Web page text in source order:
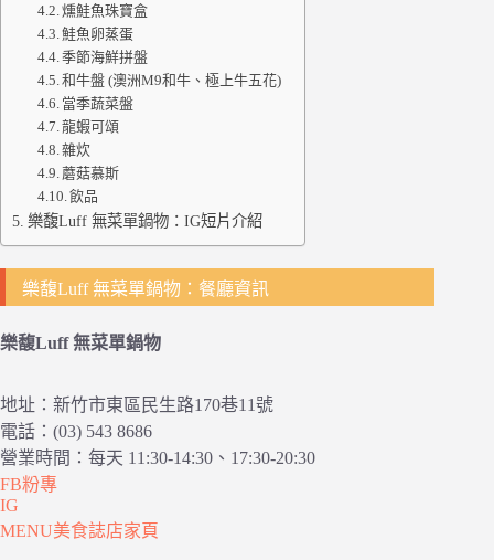
燻鮭魚珠寶盒
鮭魚卵蒸蛋
季節海鮮拼盤
和牛盤 (澳洲M9和牛、極上牛五花)
當季蔬菜盤
龍蝦可頌
雜炊
蘑菇慕斯
飲品
樂馥Luff 無菜單鍋物：IG短片介紹
樂馥Luff 無菜單鍋物：餐廳資訊
樂馥Luff 無菜單鍋物
地址：新竹市東區民生路170巷11號
電話：(03) 543 8686
營業時間：每天 11:30-14:30、17:30-20:30
FB粉專
IG
MENU美食誌店家頁